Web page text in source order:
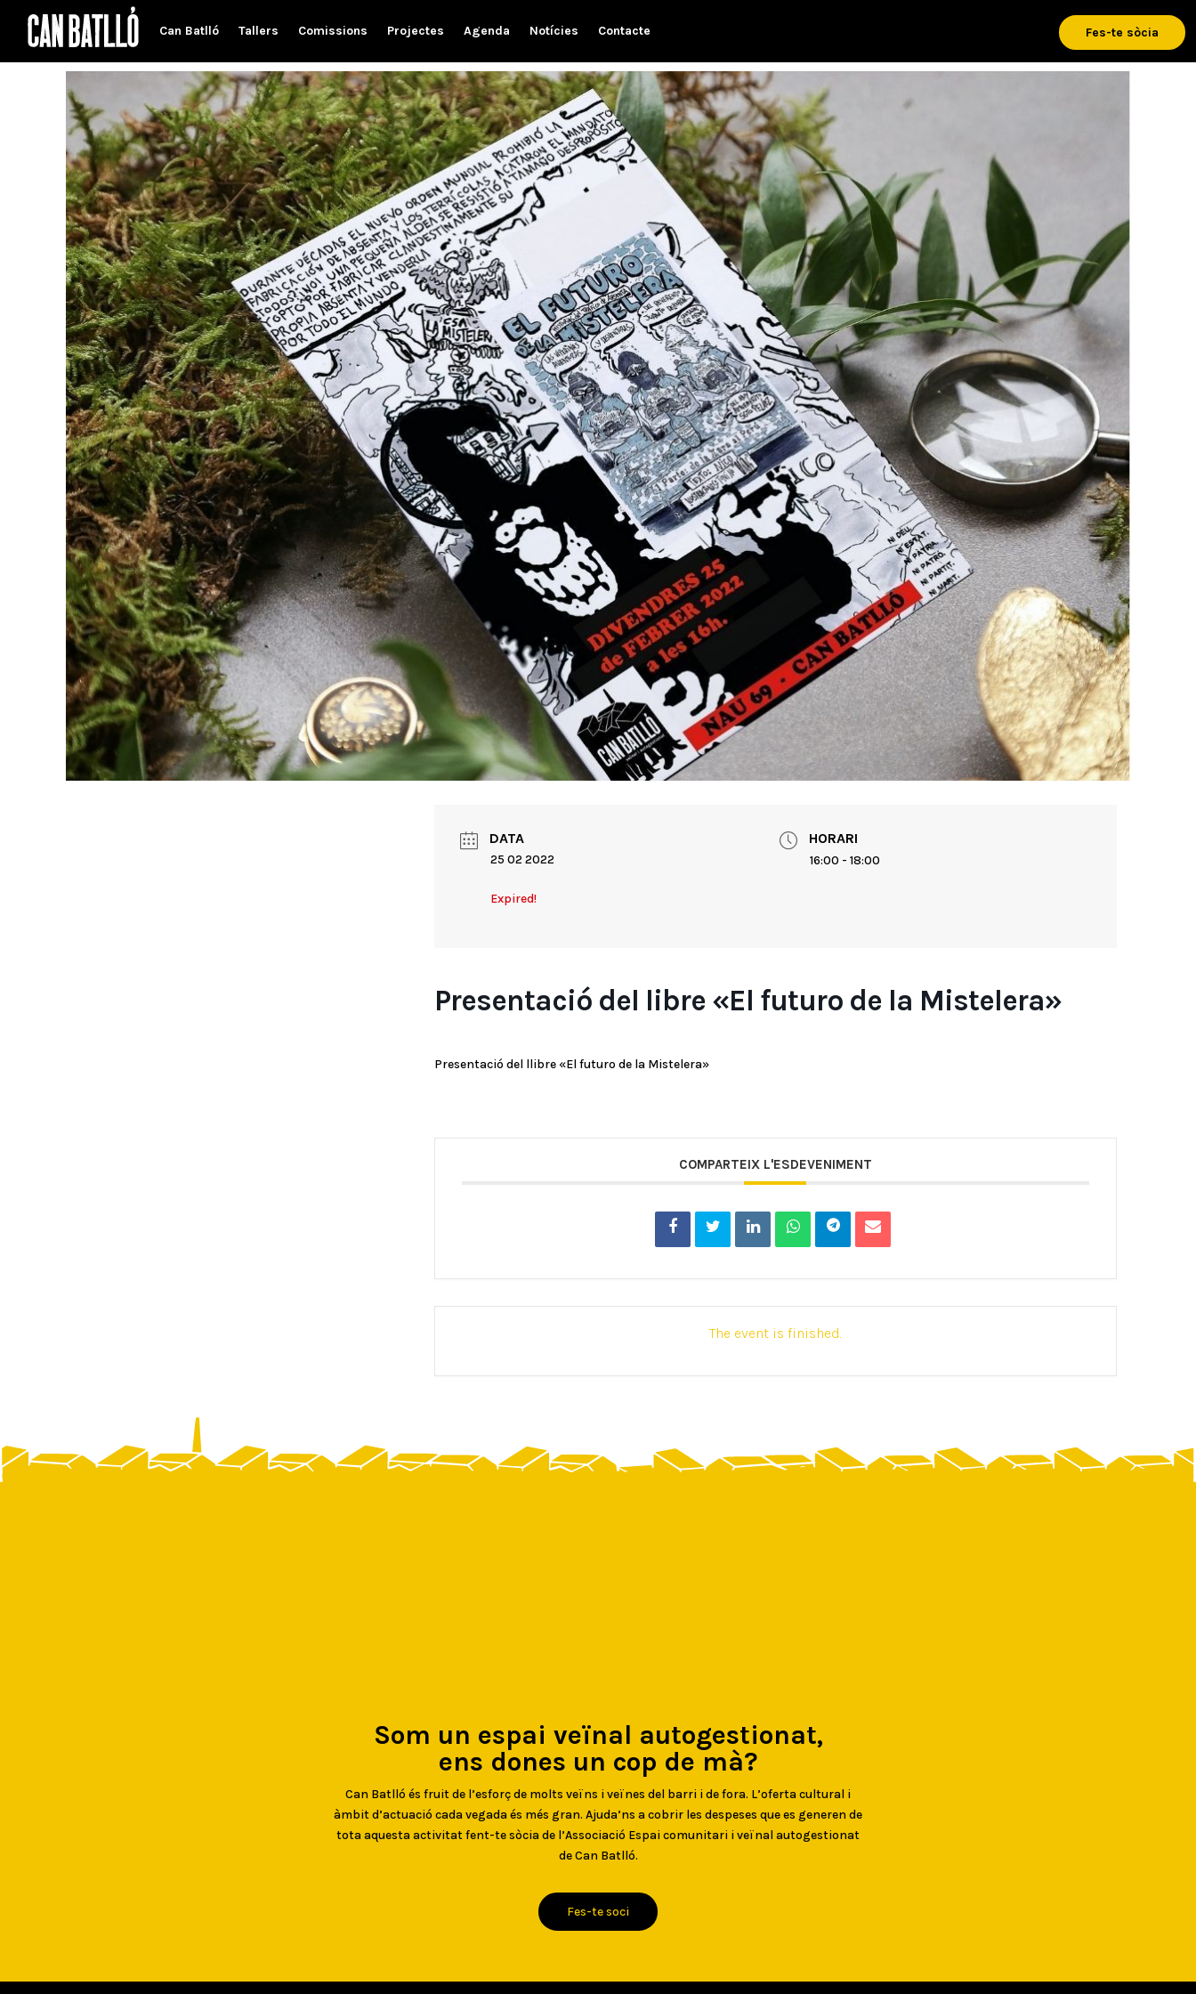
Can Batlló Tallers Comissions Projectes Agenda Notícies Contacte Fes-te sòcia
DATA
25 02 2022
Expired!
HORARI
16:00 - 18:00
Presentació del libre «El futuro de la Mistelera»
Presentació del llibre «El futuro de la Mistelera»
COMPARTEIX L'ESDEVENIMENT
The event is finished.
Som un espai veïnal autogestionat,
ens dones un cop de mà?
Can Batlló és fruit de l’esforç de molts veïns i veïnes del barri i de fora. L’oferta cultural i
àmbit d’actuació cada vegada és més gran. Ajuda’ns a cobrir les despeses que es generen de
tota aquesta activitat fent-te sòcia de l’Associació Espai comunitari i veïnal autogestionat
de Can Batlló.
Fes-te soci